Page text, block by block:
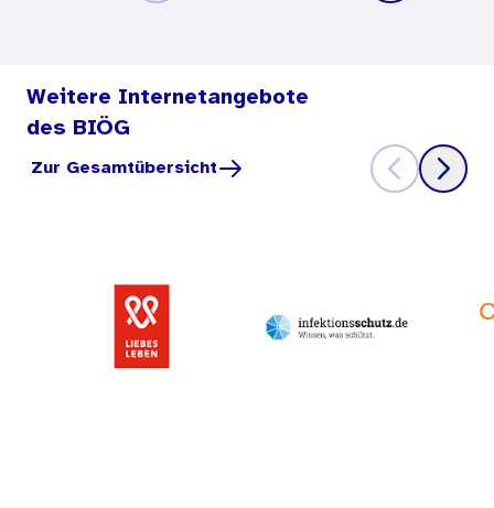
Weitere Internetangebote
des BIÖG
Zur Gesamtübersicht